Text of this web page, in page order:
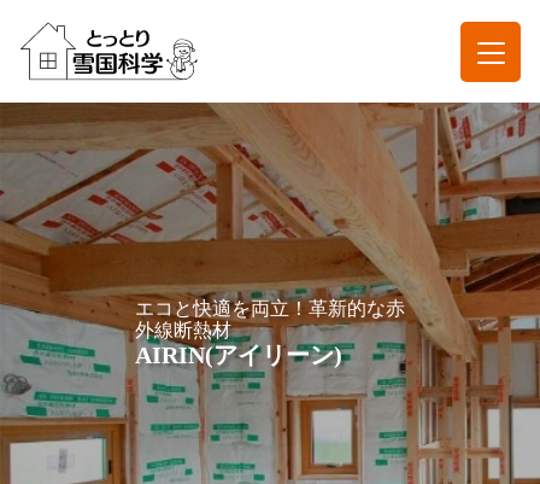
エコと快適を両立！革新的な赤
外線断熱材
AIRIN(アイリーン)